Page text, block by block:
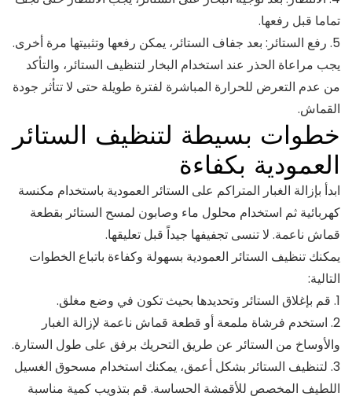
تماما قبل رفعها.
5. رفع الستائر: بعد جفاف الستائر، يمكن رفعها وتثبيتها مرة أخرى.
يجب مراعاة الحذر عند استخدام البخار لتنظيف الستائر، والتأكد
من عدم التعرض للحرارة المباشرة لفترة طويلة حتى لا تتأثر جودة
القماش.
خطوات بسيطة لتنظيف الستائر
العمودية بكفاءة
ابدأ بإزالة الغبار المتراكم على الستائر العمودية باستخدام مكنسة
كهربائية ثم استخدام محلول ماء وصابون لمسح الستائر بقطعة
قماش ناعمة. لا تنسى تجفيفها جيداً قبل تعليقها.
يمكنك تنظيف الستائر العمودية بسهولة وكفاءة باتباع الخطوات
التالية:
1. قم بإغلاق الستائر وتحديدها بحيث تكون في وضع مغلق.
2. استخدم فرشاة ملمعة أو قطعة قماش ناعمة لإزالة الغبار
والأوساخ من الستائر عن طريق التحريك برفق على طول الستارة.
3. لتنظيف الستائر بشكل أعمق، يمكنك استخدام مسحوق الغسيل
اللطيف المخصص للأقمشة الحساسة. قم بتذويب كمية مناسبة